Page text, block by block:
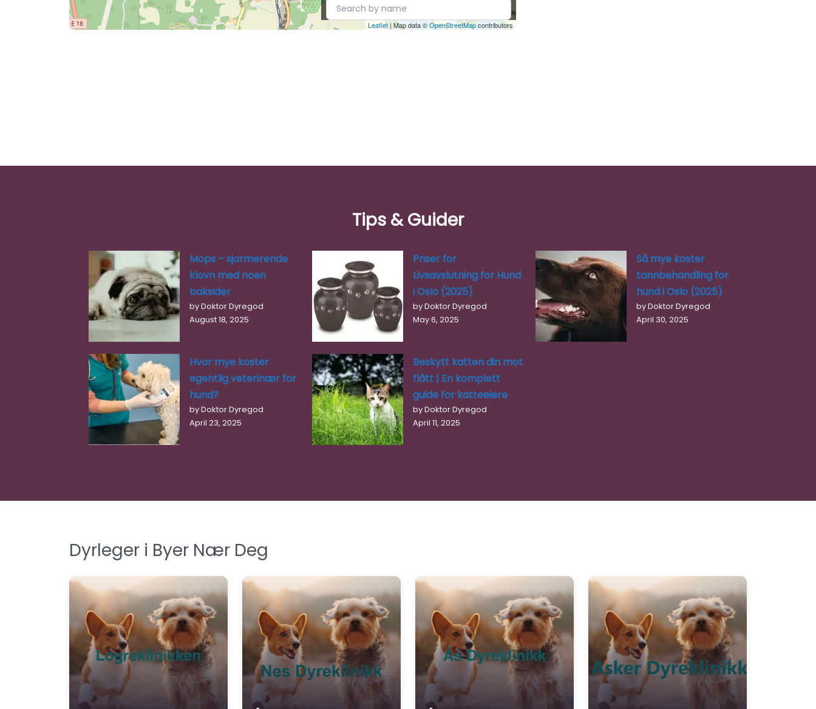
Leaflet | Map data ©OpenStreetMapcontributors
Tips & Guider
Mops – sjarmerende
klovn med noen
baksider
by Doktor Dyregod
August 18, 2025
Priser for
Livsavslutning for Hund
i Oslo (2025)
by Doktor Dyregod
May 6, 2025
Så mye koster
tannbehandling for
hund i Oslo (2025)
by Doktor Dyregod
April 30, 2025
Hvor mye koster
egentlig veterinær for
hund?
by Doktor Dyregod
April 23, 2025
Beskytt katten din mot
flått | En komplett
guide for katteeiere
by Doktor Dyregod
April 11, 2025
Dyrleger i Byer Nær Deg